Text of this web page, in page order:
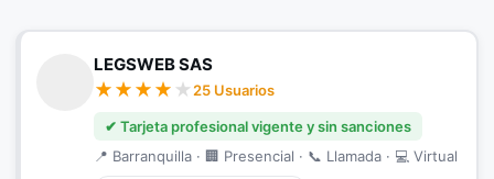
LEGSWEB SAS
25 Usuarios
✔ Tarjeta profesional vigente y sin sanciones
📍 Barranquilla · 🏢 Presencial · 📞 Llamada · 💻 Virtual